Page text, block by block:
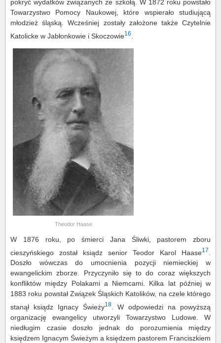
pokryć wydatków związanych ze szkołą. W 1872 roku powstało
Towarzystwo Pomocy Naukowej, które wspierało studiującą
młodzież śląską. Wcześniej zostały założone także Czytelnie
Katolicke w Jabłonkowie i Skoczowie16
Theodor Haase
W 1876 roku, po śmierci Jana Śliwki, pastorem zboru
cieszyńskiego został ksiądz senior Teodor Karol Haase17
Doszło wówczas do umocnienia pozycji niemieckiej w
ewangelickim zborze. Przyczyniło się to do coraz większych
konfliktów między Polakami a Niemcami. Kilka lat później w
1883 roku powstał Związek Śląskich Katolików, na czele którego
stanął ksiądz Ignacy Świeży18. W odpowiedzi na powyższą
organizację ewangelicy utworzyli Towarzystwo Ludowe. W
niedługim czasie doszło jednak do porozumienia między
księdzem Ignacym Świeżym a księdzem pastorem Franciszkiem